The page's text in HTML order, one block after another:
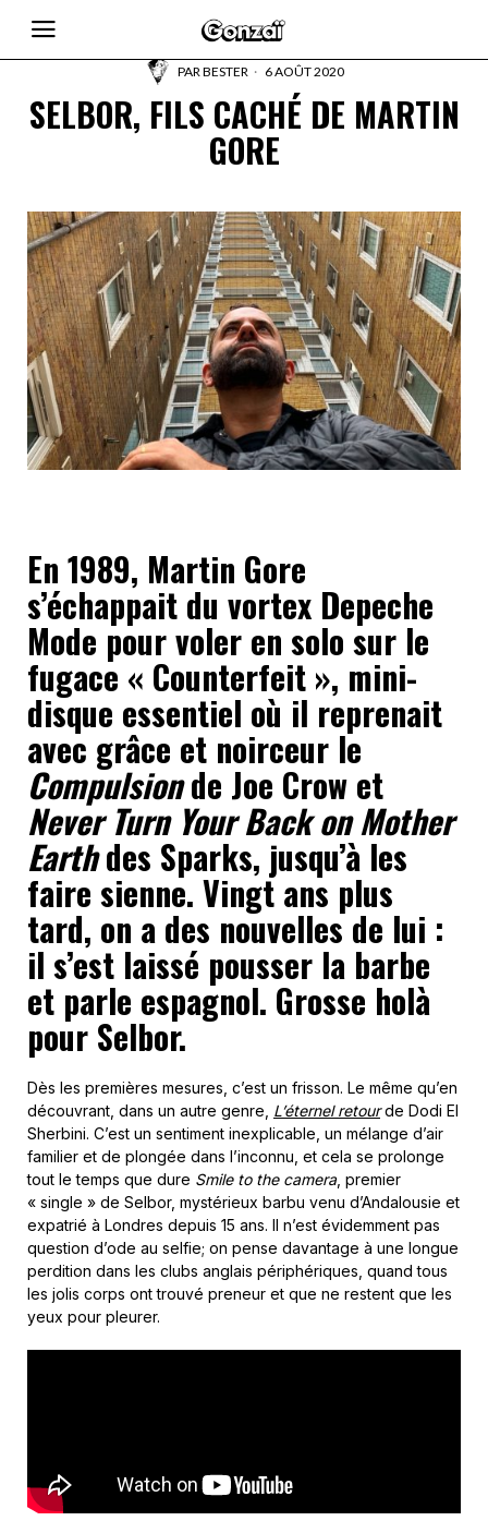
PARBESTER 6 AOÛT 2020
SELBOR, FILS CACHÉ DE MARTIN
GORE
En 1989, Martin Gore
s’échappait du vortex Depeche
Mode pour voler en solo sur le
fugace « Counterfeit », mini-
disque essentiel où il reprenait
avec grâce et noirceur le
Compulsionde Joe Crow et
Never Turn Your Back on Mother
Earthdes Sparks, jusqu’à les
faire sienne. Vingt ans plus
tard, on a des nouvelles de lui :
il s’est laissé pousser la barbe
et parle espagnol. Grosse holà
pour Selbor.
Dès les premières mesures, c’est un frisson. Le même qu’en
découvrant, dans un autre genre, L’éternel retourde Dodi El
Sherbini. C’est un sentiment inexplicable, un mélange d’air
familier et de plongée dans l’inconnu, et cela se prolonge
tout le temps que dure Smile to the camera, premier
« single » de Selbor, mystérieux barbu venu d’Andalousie et
expatrié à Londres depuis 15 ans. Il n’est évidemment pas
question d’ode au selfie; on pense davantage à une longue
perdition dans les clubs anglais périphériques, quand tous
les jolis corps ont trouvé preneur et que ne restent que les
yeux pour pleurer.